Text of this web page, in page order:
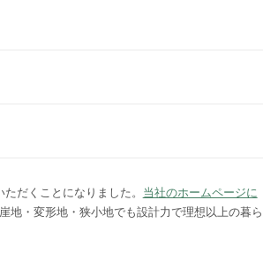
だくことになりました。 当社のホームページに
地・変形地・狭小地でも設計力で理想以上の暮ら